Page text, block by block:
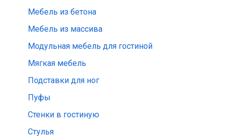
Мебель из бетона
Мебель из массива
Модульная мебель для гостиной
Мягкая мебель
Подставки для ног
Пуфы
Стенки в гостиную
Стулья